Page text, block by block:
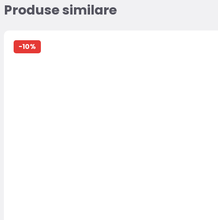
Produse similare
-10%